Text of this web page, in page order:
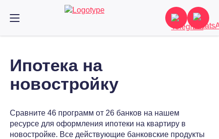
Ипотека на
новостройку
Сравните 46 программ от 26 банков на нашем
ресурсе для оформления ипотеки на квартиру в
новостройке. Все действующие банковские продукты